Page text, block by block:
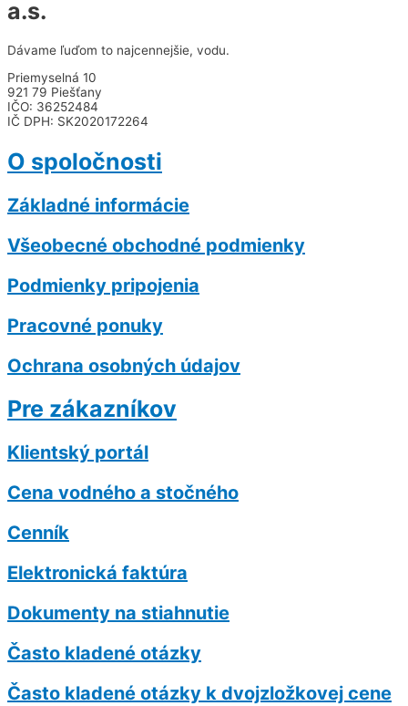
a.s.
Dávame ľuďom to najcennejšie, vodu.
Priemyselná 10
921 79 Piešťany
IČO: 36252484
IČ DPH: SK2020172264
O spoločnosti
Základné informácie
Všeobecné obchodné podmienky
Podmienky pripojenia
Pracovné ponuky
Ochrana osobných údajov
Pre zákazníkov
Klientský portál
Cena vodného a stočného
Cenník
Elektronická faktúra
Dokumenty na stiahnutie
Často kladené otázky
Často kladené otázky k dvojzložkovej cene